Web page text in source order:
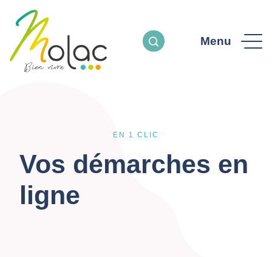
Menu
EN 1 CLIC
Vos démarches en
ligne